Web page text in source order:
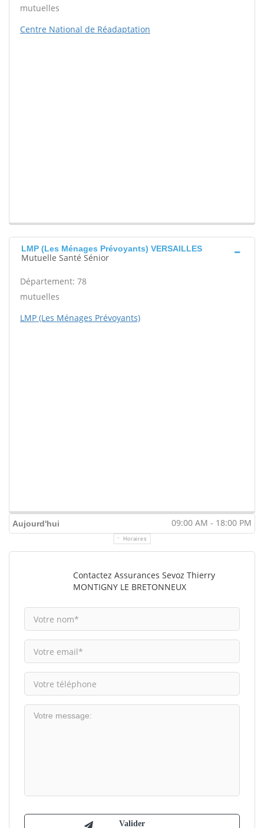
mutuelles
Centre National de Réadaptation
LMP (Les Ménages Prévoyants) VERSAILLES
Mutuelle Santé Sénior
Département: 78
mutuelles
LMP (Les Ménages Prévoyants)
Aujourd'hui 09:00 AM - 18:00 PM
Horaires
Contactez Assurances Sevoz Thierry
MONTIGNY LE BRETONNEUX